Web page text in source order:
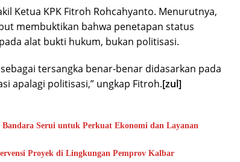
Ketua KPK Fitroh Rohcahyanto. Menurutnya,
membuktikan bahwa penetapan status
alat bukti hukum, bukan politisasi.
tersangka benar-benar didasarkan pada
apalagi politisasi,” ungkap Fitroh.[zul]
Serui untuk Perkuat Ekonomi dan Layanan
Proyek di Lingkungan Pemprov Kalbar